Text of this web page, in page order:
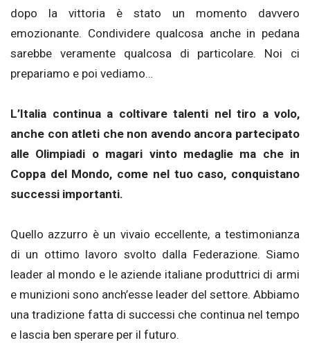
dopo la vittoria è stato un momento davvero
emozionante. Condividere qualcosa anche in pedana
sarebbe veramente qualcosa di particolare. Noi ci
prepariamo e poi vediamo…
L’Italia continua a coltivare talenti nel tiro a volo,
anche con atleti che non avendo ancora partecipato
alle Olimpiadi o magari vinto medaglie ma che in
Coppa del Mondo, come nel tuo caso, conquistano
successi importanti.
Quello azzurro è un vivaio eccellente, a testimonianza
di un ottimo lavoro svolto dalla Federazione. Siamo
leader al mondo e le aziende italiane produttrici di armi
e munizioni sono anch’esse leader del settore. Abbiamo
una tradizione fatta di successi che continua nel tempo
e lascia ben sperare per il futuro.